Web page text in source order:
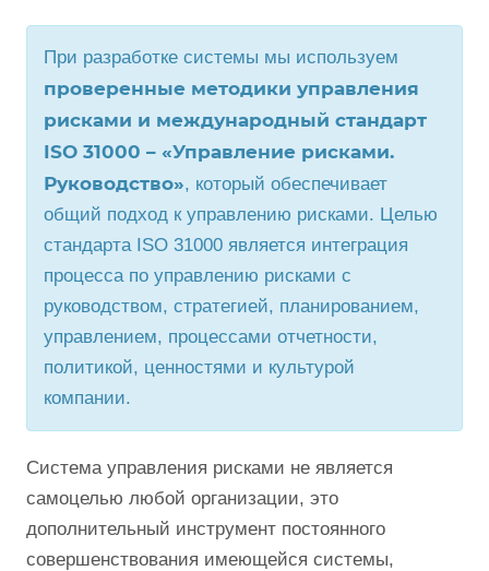
При разработке системы мы используем
проверенные методики управления
рисками и международный стандарт
ISO 31000 – «Управление рисками.
Руководство», который обеспечивает
общий подход к управлению рисками. Целью
стандарта ISO 31000 является интеграция
процесса по управлению рисками с
руководством, стратегией, планированием,
управлением, процессами отчетности,
политикой, ценностями и культурой
компании.
Система управления рисками не является
самоцелью любой организации, это
дополнительный инструмент постоянного
совершенствования имеющейся системы,